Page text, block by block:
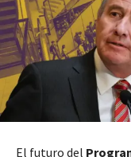
El futuro del